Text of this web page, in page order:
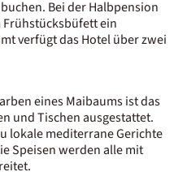
Bei der Halbpension
ein
verfügt das Hotel über zwei
eines Maibaums ist das
und Tischen ausgestattet.
lokale mediterrane Gerichte
Speisen werden alle mit